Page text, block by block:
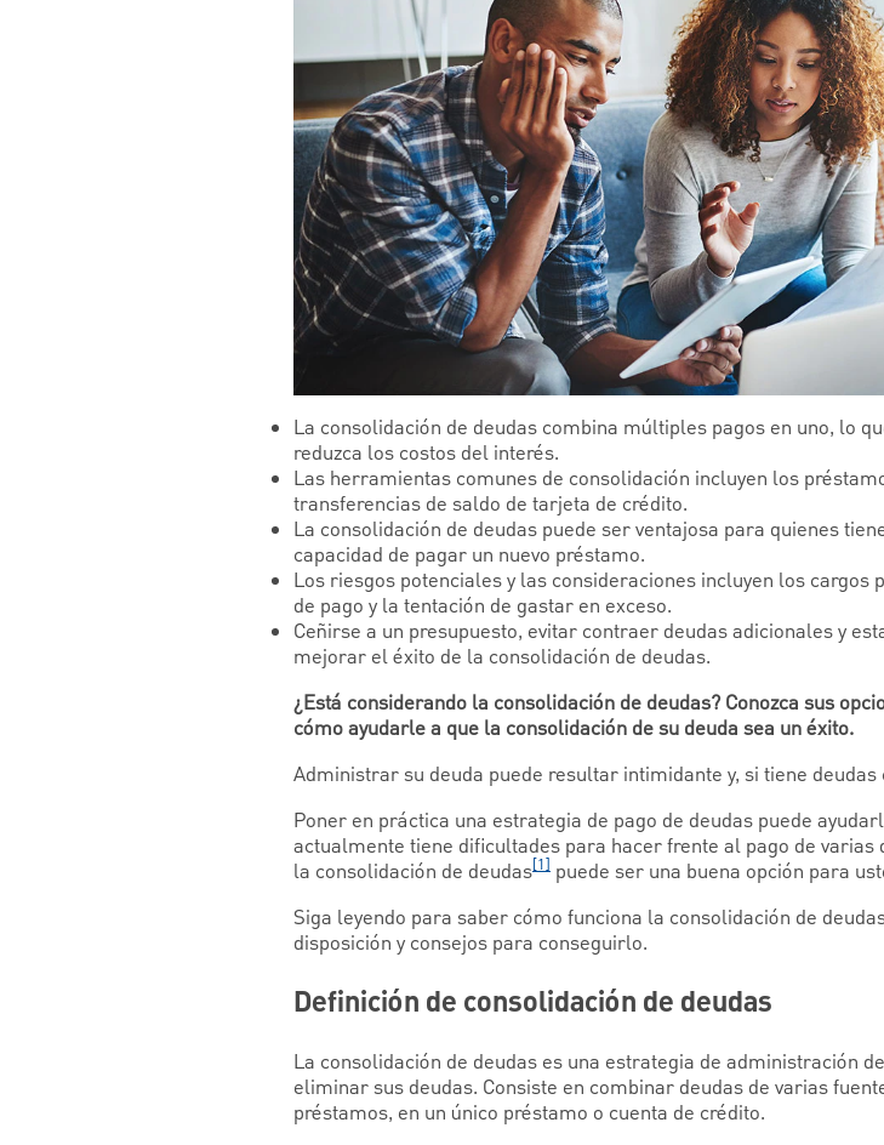
La consolidación de deudas combina múltiples pagos en uno, lo
reduzca los costos del interés.
Las herramientas comunes de consolidación incluyen los
transferencias de saldo de tarjeta de crédito.
La consolidación de deudas puede ser ventajosa para quienes
capacidad de pagar un nuevo préstamo.
Los riesgos potenciales y las consideraciones incluyen los
de pago y la tentación de gastar en exceso.
Ceñirse a un presupuesto, evitar contraer deudas adicionales y
mejorar el éxito de la consolidación de deudas.
¿Está considerando la consolidación de deudas? Conozca sus
cómo ayudarle a que la consolidación de su deuda sea un éxito.
Administrar su deuda puede resultar intimidante y, si tiene
Poner en práctica una estrategia de pago de deudas puede
actualmente tiene dificultades para hacer frente al pago de
la consolidación de deudas[1] puede ser una buena opción para
Siga leyendo para saber cómo funciona la consolidación de
disposición y consejos para conseguirlo.
Definición de consolidación de deudas
La consolidación de deudas es una estrategia de administración
eliminar sus deudas. Consiste en combinar deudas de varias
préstamos, en un único préstamo o cuenta de crédito.